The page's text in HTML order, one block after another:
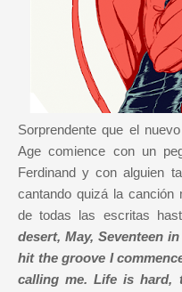
Sorprendente que el
Age comience con un
Ferdinand y con alguien
cantando quizá la canción
de todas las escritas
desert, May, Seventeen
hit the groove I
calling me. Life is hard,